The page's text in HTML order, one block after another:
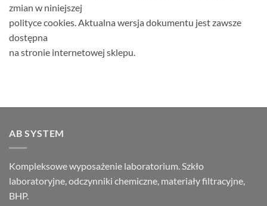
zmian w niniejszej
polityce cookies. Aktualna wersja dokumentu jest zawsze
dostępna
na stronie internetowej sklepu.
AB SYSTEM
Kompleksowe wyposażenie laboratorium. Szkło
laboratoryjne, odczynniki chemiczne, materiały filtracyjne,
BHP.